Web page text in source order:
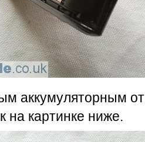
аккумуляторным
на картинке ниже.